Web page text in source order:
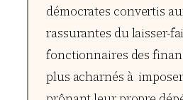
démocrates convertis
rassurantes du laisser-
fonctionnaires des
plus acharnés à